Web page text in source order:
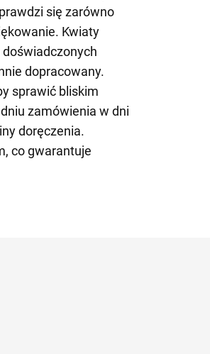
się zarówno
Kwiaty
doświadczonych
dopracowany.
sprawić bliskim
zamówienia w dni
doręczenia.
co gwarantuje